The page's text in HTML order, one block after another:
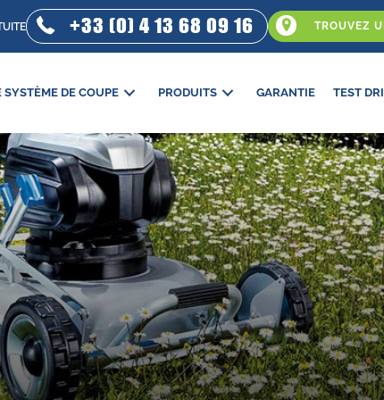
+33 (0) 4 13 68 09 16 TROUVEZ
SYSTÈME DE COUPE PRODUITS GARANTIE TEST